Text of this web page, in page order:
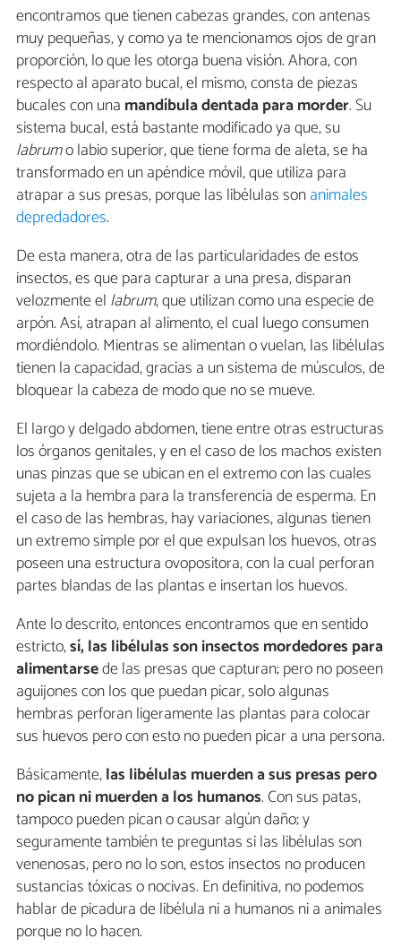
encontramos que tienen cabezas grandes, con antenas
muy pequeñas, y como ya te mencionamos ojos de gran
proporción, lo que les otorga buena visión. Ahora, con
respecto al aparato bucal, el mismo, consta de piezas
bucales con una mandíbula dentada para morder. Su
sistema bucal, está bastante modificado ya que, su
labrumo labio superior, que tiene forma de aleta, se ha
transformado en un apéndice móvil, que utiliza para
atrapar a sus presas, porque las libélulas sonanimales
depredadores.
De esta manera, otra de las particularidades de estos
insectos, es que para capturar a una presa, disparan
velozmente el labrum, que utilizan como una especie de
arpón. Así, atrapan al alimento, el cual luego consumen
mordiéndolo. Mientras se alimentan o vuelan, las libélulas
tienen la capacidad, gracias a un sistema de músculos, de
bloquear la cabeza de modo que no se mueve.
El largo y delgado abdomen, tiene entre otras estructuras
los órganos genitales, y en el caso de los machos existen
unas pinzas que se ubican en el extremo con las cuales
sujeta a la hembra para la transferencia de esperma. En
el caso de las hembras, hay variaciones, algunas tienen
un extremo simple por el que expulsan los huevos, otras
poseen una estructura ovopositora, con la cual perforan
partes blandas de las plantas e insertan los huevos.
Ante lo descrito, entonces encontramos que en sentido
estricto,sí, las libélulas son insectos mordedores para
alimentarsede las presas que capturan; pero no poseen
aguijones con los que puedan picar, solo algunas
hembras perforan ligeramente las plantas para colocar
sus huevos pero con esto no pueden picar a una persona.
Básicamente,las libélulas muerden a sus presas pero
no pican ni muerden a los humanos. Con sus patas,
tampoco pueden pican o causar algún daño; y
seguramente también te preguntas si las libélulas son
venenosas, pero no lo son, estos insectos no producen
sustancias tóxicas o nocivas. En definitiva, no podemos
hablar de picadura de libélula ni a humanos ni a animales
porque no lo hacen.